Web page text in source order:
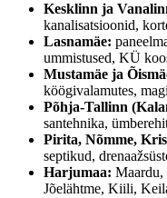
Kesklinn ja
kanalisatsioonid,
Lasnamäe:
ummistused, KÜ
Mustamäe ja
köögivalamutes,
Põhja-Tallinn
santehnika,
Pirita, Nõmme,
septikud,
Harjumaa: Maardu,
Jõelähtme, Kiili,